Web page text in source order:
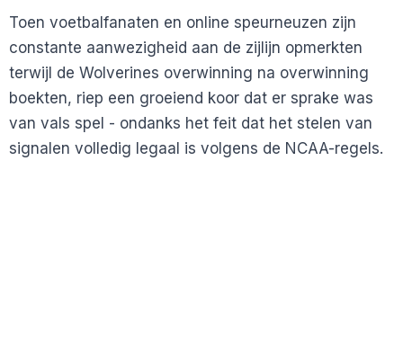
Toen voetbalfanaten en online speurneuzen zijn
constante aanwezigheid aan de zijlijn opmerkten
terwijl de Wolverines overwinning na overwinning
boekten, riep een groeiend koor dat er sprake was
van vals spel - ondanks het feit dat het stelen van
signalen volledig legaal is volgens de NCAA-regels.